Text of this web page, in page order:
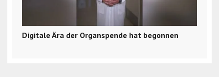
Digitale Ära der Organspende hat begonnen